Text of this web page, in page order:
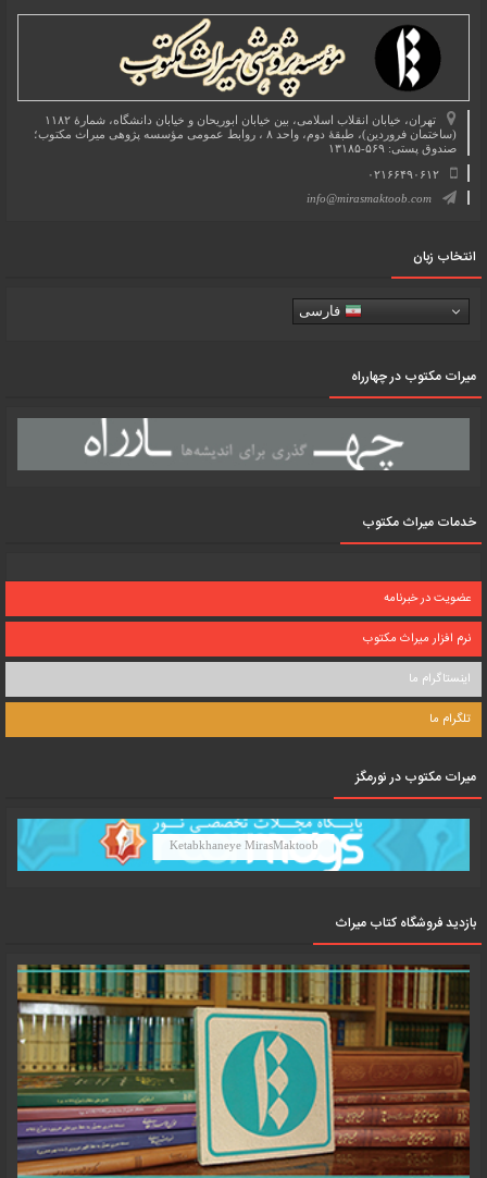
تهران، خیابان انقلاب اسلامی، بین خیابان ابوریحان و خیابان دانشگاه، شمارۀ ۱۱۸۲
(ساختمان فروردین)، طبقۀ دوم، واحد ۸ ، روابط عمومی مؤسسه پژوهی میراث مکتوب؛
صندوق پستی: ۵۶۹-۱۳۱۸۵
۰۲۱۶۶۴۹۰۶۱۲
info@mirasmaktoob.com
انتخاب زبان
فارسی
میرات مکتوب در چهارراه
خدمات میراث مکتوب
عضویت در خبرنامه
نرم افزار میراث مکتوب
اینستاگرام ما
تلگرام ما
میرات مکتوب در نورمگز
Ketabkhaneye MirasMaktoob
بازدید فروشگاه کتاب میراث